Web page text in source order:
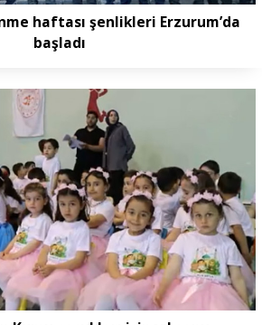
haftası şenlikleri Erzurum’da
başladı